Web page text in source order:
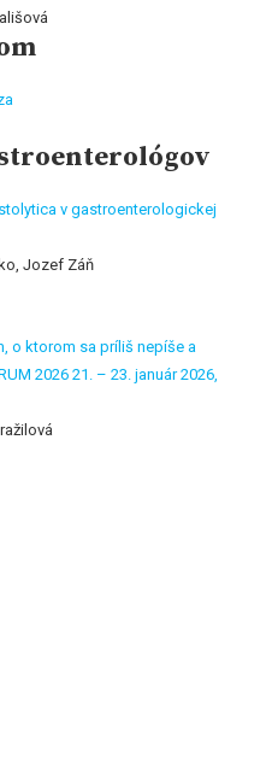
v gastroenterologickej
Jozef Záň
o ktorom sa príliš nepíše a
2026 21. – 23. január 2026,